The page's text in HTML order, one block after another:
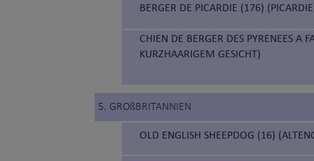
BERGER DE PICARDIE (176)
CHIEN DE BERGER DES PYRENEES A
KURZHAARIGEM GESICHT)
5. GROßBRITANNIEN
OLD ENGLISH SHEEPDOG (16)